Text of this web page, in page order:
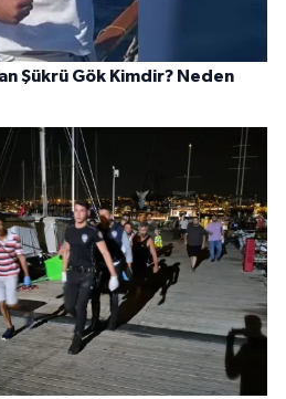
Şükrü Gök Kimdir? Neden